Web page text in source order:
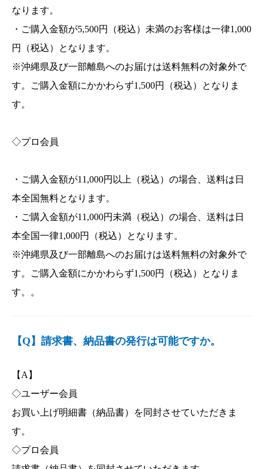
なります。
・ご購入金額が5,500円（税込）未満のお客様は一律1,000
円（税込）となります。
※沖縄県及び一部離島へのお届けは送料無料の対象外で
す。ご購入金額にかかわらず1,500円（税込）となりま
す。
◇プロ会員
・ご購入金額が11,000円以上（税込）の場合、送料は日
本全国無料となります。
・ご購入金額が11,000円未満（税込）の場合、送料は日
本全国一律1,000円（税込）となります。
※沖縄県及び一部離島へのお届けは送料無料の対象外で
す。ご購入金額にかかわらず1,500円（税込）となりま
す。。
【Q】請求書、納品書の発行は可能ですか。
【A】
◇ユーザー会員
お買い上げ明細書（納品書）を同封させていただきま
す。
◇プロ会員